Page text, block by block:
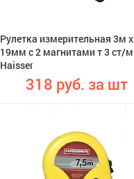
Рулетка измерительная 3м х
19мм с 2 магнитами т 3 ст/м
Haisser
318 руб. за шт